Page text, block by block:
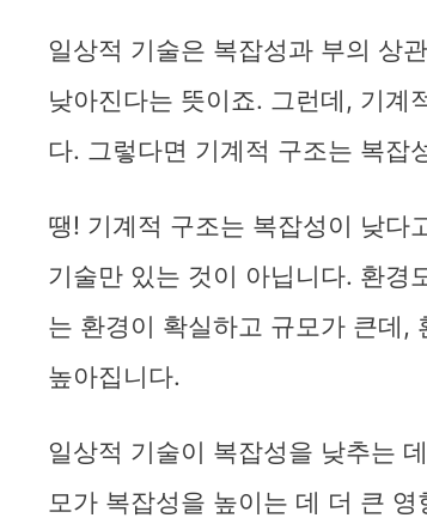
일상적 기술은 복잡성과 부의 상
낮아진다는 뜻이죠. 그런데, 기계
다. 그렇다면 기계적 구조는 복잡
땡! 기계적 구조는 복잡성이 낮다
기술만 있는 것이 아닙니다. 환경
는 환경이 확실하고 규모가 큰데,
높아집니다.
일상적 기술이 복잡성을 낮추는
모가 복잡성을 높이는 데 더 큰